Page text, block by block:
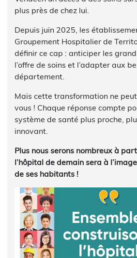
plus près de chez lui.
Depuis juin 2025, les
Groupement Hospitalier de
définir ce cap : anticiper les
l’offre de soins et l’adapter aux
département.
Mais cette transformation ne
vous ! Chaque réponse compte
système de santé plus proche,
innovant.
Plus nous serons nombreux à
l’hôpital de demain sera à
de ses habitants !